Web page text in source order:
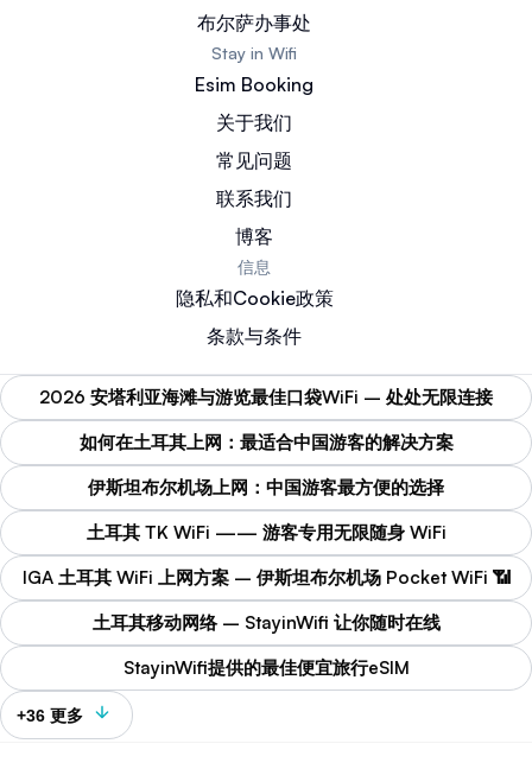
布尔萨办事处
Stay in Wifi
Esim Booking
关于我们
常见问题
联系我们
博客
信息
隐私和Cookie政策
条款与条件
2026 安塔利亚海滩与游览最佳口袋WiFi – 处处无限连接
如何在土耳其上网：最适合中国游客的解决方案
伊斯坦布尔机场上网：中国游客最方便的选择
土耳其 TK WiFi —— 游客专用无限随身 WiFi
IGA 土耳其 WiFi 上网方案 – 伊斯坦布尔机场 Pocket WiFi 📶
土耳其移动网络 – StayinWifi 让你随时在线
StayinWifi提供的最佳便宜旅行eSIM
+36 更多